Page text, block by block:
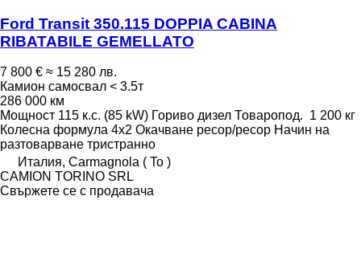
Ford Transit 350.115 DOPPIA CABINA
RIBATABILE GEMELLATO
7 800 € ≈ 15 280 лв.
Камион самосвал < 3.5т
286 000 км
Мощност 115 к.с. (85 kW) Гориво дизел Товаропод. 1 200 кг
Колесна формула 4x2 Окачване ресор/ресор Начин на
разтоварване тристранно
Италия, Carmagnola ( To )
CAMION TORINO SRL
Свържете се с продавача